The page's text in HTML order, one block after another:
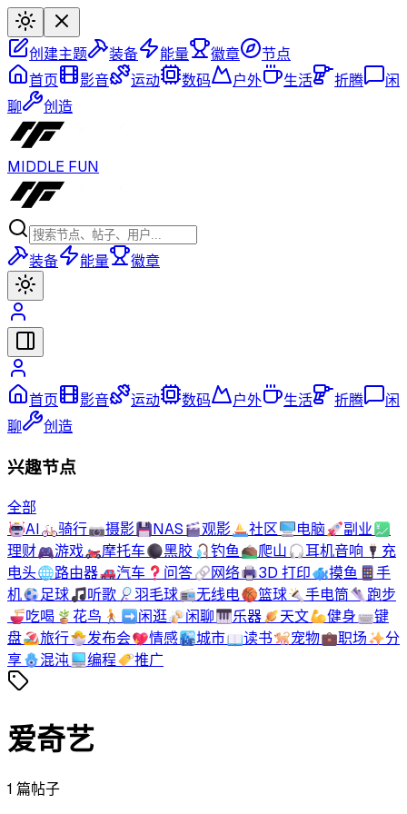
创建主题 装备 能量 徽章
节点
首页
影音 运动 数码 户外 生活 折腾
闲
聊
创造
MIDDLE FUN
装备 能量 徽章
首页 影音 运动 数码 户外 生活 折腾
闲
聊
创造
兴趣节点
全部
🤖AI🚲骑行📷摄影💾NAS🎬观影⛵社区🖥️电脑🚀副业💹
理财🎮游戏🏍️摩托车⚫黑胶 🎣钓鱼⛰️爬山🎧耳机音响 🔌 充
电头🌐路由器🚗汽车 ❓ 问答🔗网络🖨️3D 打印🐟摸鱼 📱手
机⚽足球🎵听歌 🏸羽毛球📻无线电🏀篮球🔦手电筒👟跑步
🍜吃喝 🪴 花鸟 🚶‍➡️闲逛🍻闲聊🎹乐器🪐天文💪健身⌨️键
盘🏖️旅行🐣发布会💖情感🏙️城市📖读书🐕宠物💼职场✨分
享🪬混沌💻编程🏷️推广
爱奇艺
1 篇帖子